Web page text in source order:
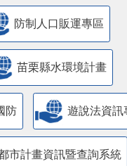
防制人口販運專區
苗栗縣水環境計畫
防 遊說法資訊
市計畫資訊暨查詢系統